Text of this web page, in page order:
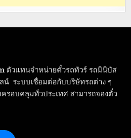
ตัวแทนจำหน่ายตั๋วรถทัวร์ รถมินิบัส
น์ ระบบเชื่อมต่อกับบริษัทรถต่าง ๆ
รอบคลุมทั่วประเทศ สามารถจองตั๋ว